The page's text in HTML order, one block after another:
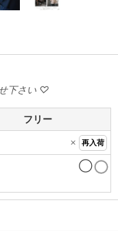
フリー
× 再入荷
◯